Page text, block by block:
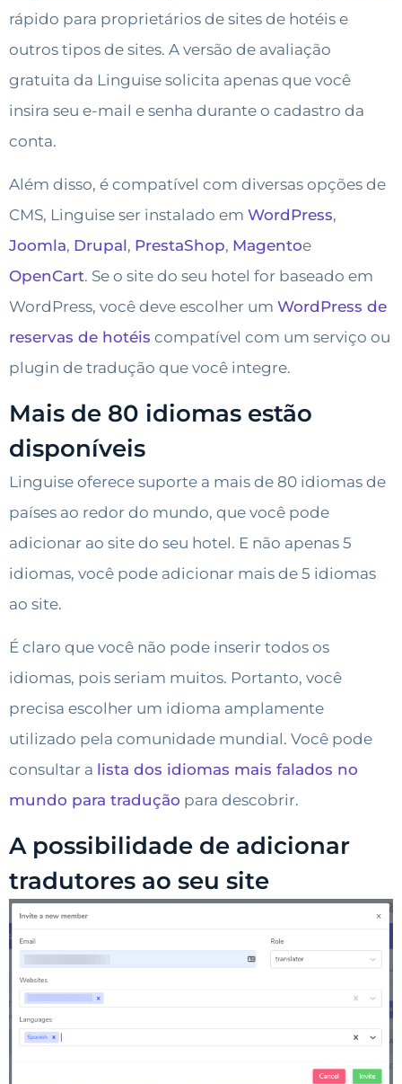
rápido para proprietários de sites de hotéis e
outros tipos de sites. A versão de avaliação
gratuita da Linguise solicita apenas que você
insira seu e-mail e senha durante o cadastro da
conta.
Além disso, é compatível com diversas opções de
CMS, Linguise ser instalado em WordPress,
Joomla, Drupal, PrestaShop, Magentoe
OpenCart. Se o site do seu hotel for baseado em
WordPress, você deve escolher um WordPress de
reservas de hotéis compatível com um serviço ou
plugin de tradução que você integre.
Mais de 80 idiomas estão
disponíveis
Linguise oferece suporte a mais de 80 idiomas de
países ao redor do mundo, que você pode
adicionar ao site do seu hotel. E não apenas 5
idiomas, você pode adicionar mais de 5 idiomas
ao site.
É claro que você não pode inserir todos os
idiomas, pois seriam muitos. Portanto, você
precisa escolher um idioma amplamente
utilizado pela comunidade mundial. Você pode
consultar a lista dos idiomas mais falados no
mundo para tradução para descobrir.
A possibilidade de adicionar
tradutores ao seu site